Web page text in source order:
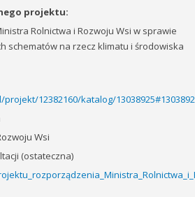
projektu:
Rolnictwa i Rozwoju Wsi w sprawie
schematów na rzecz klimatu i środowiska
12382160/katalog/
Wsi
(ostateczna)